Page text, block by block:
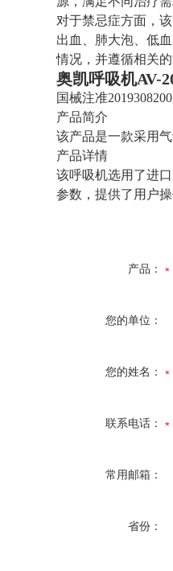
对于禁忌症方面，
出血、肺大泡、低
情况，并遵循相关
奥凯呼吸机AV-
国械注准
产品简介
该产品是一款采用
产品详情
该呼吸机选用了进
参数，提供了用户
产品：
您的单位：
您的姓名：
联系电话：
常用邮箱：
省份：